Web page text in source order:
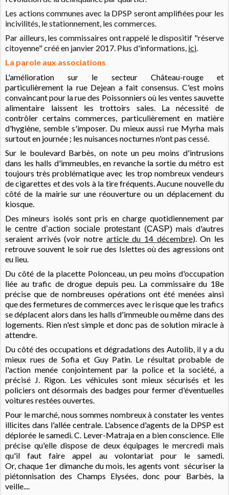
Les actions communes avec la DPSP seront amplifiées pour les
incivilités, le stationnement, les commerces.
Par ailleurs, les commissaires ont rappelé le dispositif "réserve
citoyenne" créé en janvier 2017. Plus d'informations, ici.
La parole aux associations
L'amélioration sur le secteur Château-rouge et
particulièrement la rue Dejean a fait consensus. C'est moins
convaincant pour la rue des Poissonniers où les ventes sauvette
alimentaire laissent les trottoirs sales. La nécessité de
contrôler certains commerces, particulièrement en matière
d'hygiène, semble s'imposer. Du mieux aussi rue Myrha mais
surtout en journée ; les nuisances nocturnes n'ont pas cessé.
Sur le boulevard Barbès, on note un peu moins d'intrusions
dans les halls d'immeubles, en revanche la sortie du métro est
toujours très problématique avec les trop nombreux vendeurs
de cigarettes et des vols à la tire fréquents. Aucune nouvelle du
côté de la mairie sur une réouverture ou un déplacement du
kiosque.
Des mineurs isolés sont pris en charge quotidiennement par
lecentre d’action sociale protestant (CASP)mais d'autres
seraient arrivés(voir notre article du 14 décembre).On les
retrouve souvent le soir rue des Islettes où des agressions ont
eu lieu.
Du côté de la placette Polonceau, un peu moins d'occupation
liée au trafic de drogue depuis peu. La commissaire du 18e
précise que de nombreuses opérations ont été menées ainsi
que des fermetures de commerces avec le risque que les trafics
se déplacent alors dans les halls d'immeuble ou même dans des
logements. Rien n'est simple et donc pas de solution miracle à
attendre.
Du côté des occupations et dégradations des Autolib, il y a du
mieux rues de Sofia et Guy Patin. Le résultat probable de
l'action menée conjointement par la police et la société, a
précisé J. Rigon. Les véhicules sont mieux sécurisés et les
policiers ont désormais des badges pour fermer d'éventuelles
voitures restées ouvertes.
Pour le marché, nous sommes nombreux à constater les ventes
illicites dans l'allée centrale. L'absence d'agents de la DPSP est
déplorée le samedi. C. Lever-Matraja en a bien conscience. Elle
précise qu'elle dispose de deux équipages le mercredi mais
qu'il faut faire appel au volontariat pour le samedi.
Or, chaque 1er dimanche du mois, les agents vont sécuriser la
piétonnisation des Champs Elysées, donc pour Barbès, la
veille....